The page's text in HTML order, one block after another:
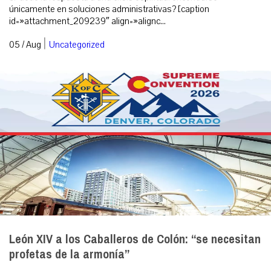
únicamente en soluciones administrativas? [caption
id=»attachment_209239″ align=»alignc...
05 / Aug | Uncategorized
León XIV a los Caballeros de Colón: “se necesitan
profetas de la armonía”